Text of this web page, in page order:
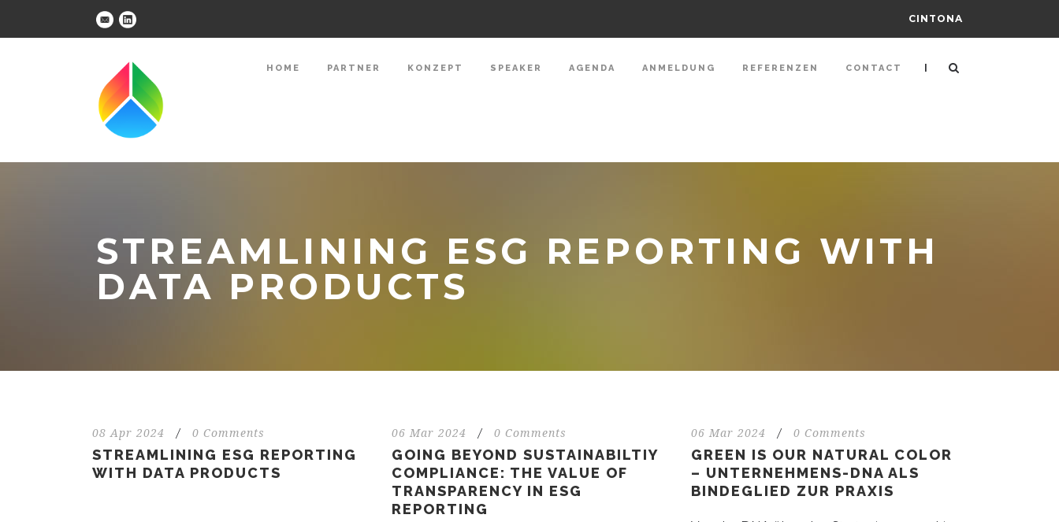
CINTONA
HOME PARTNER KONZEPT SPEAKER AGENDA ANMELDUNG REFERENZEN CONTACT |
STREAMLINING ESG REPORTING WITH
DATA PRODUCTS
08 Apr 2024 / 0 Comments
STREAMLINING ESG REPORTING
WITH DATA PRODUCTS
06 Mar 2024 / 0 Comments
GOING BEYOND SUSTAINABILTIY
COMPLIANCE: THE VALUE OF
TRANSPARENCY IN ESG
REPORTING
06 Mar 2024 / 0 Comments
GREEN IS OUR NATURAL COLOR
– UNTERNEHMENS-DNA ALS
BINDEGLIED ZUR PRAXIS